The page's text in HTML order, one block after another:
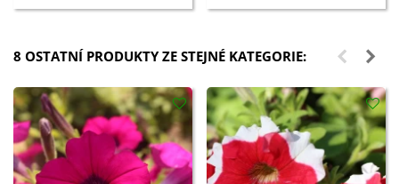
8 OSTATNÍ PRODUKTY ZE STEJNÉ KATEGORIE: